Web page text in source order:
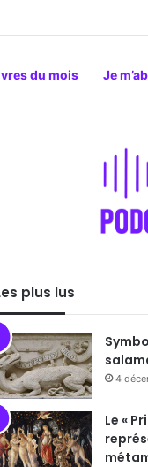
du mois Je
plus lus
4
Le «